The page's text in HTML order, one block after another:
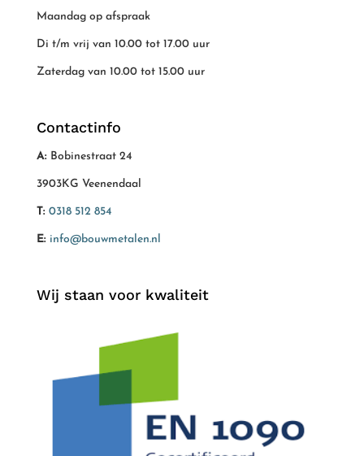
Maandag op afspraak
Di t/m vrij van 10.00 tot 17.00 uur
Zaterdag van 10.00 tot 15.00 uur
Contactinfo
A: Bobinestraat 24
3903KG Veenendaal
T: 0318 512 854
E: info@bouwmetalen.nl
Wij staan voor kwaliteit